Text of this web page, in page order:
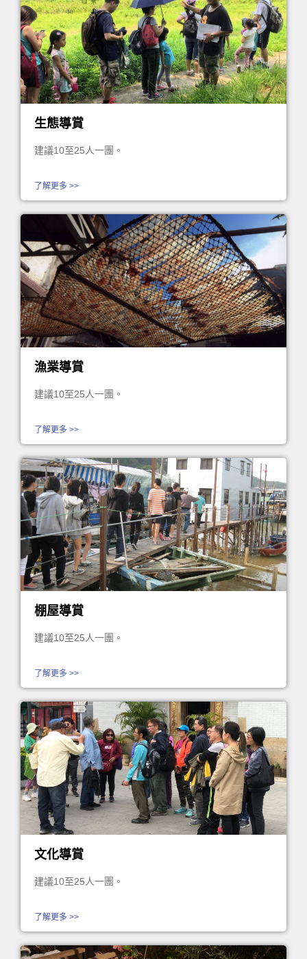
生態導賞
建議10至25人一團。
了解更多 >>
漁業導賞
建議10至25人一團。
了解更多 >>
棚屋導賞
建議10至25人一團。
了解更多 >>
文化導賞
建議10至25人一團。
了解更多 >>